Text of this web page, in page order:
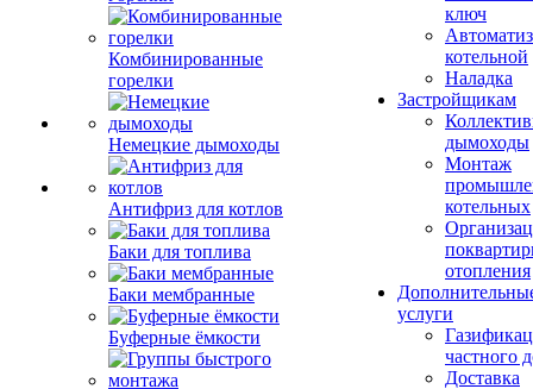
Комбинированные
горелки
Немецкие дымоходы
Антифриз для котлов
Баки для топлива
Баки мембранные
Буферные ёмкости
ключ
котельной
Наладка
Застройщикам
дымоходы
Монтаж
котельных
отопления
услуги
частного
Доставка